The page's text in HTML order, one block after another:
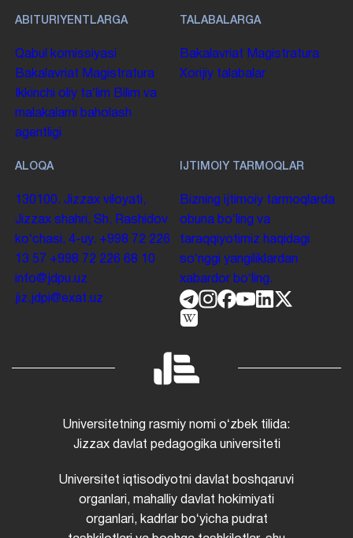
ABITURIYENTLARGA
Qabul komissiyasi
Bakalavriat Magistratura
Ikkinchi oliy taʼlim Bilim va
malakalarni baholash
agentligi
TALABALARGA
Bakalavriat Magistratura
Xorijiy talabalar
ALOQA
130100. Jizzax viloyati,
Jizzax shahri, Sh. Rashidov
koʻchasi, 4-uy. +998 72 226
13 57 +998 72 226 68 10
info@jdpu.uz
jiz.jdpi@exat.uz
IJTIMOIY TARMOQLAR
Bizning ijtimoiy tarmoqlarda
obuna boʻling va
taraqqiyotimiz haqidagi
soʻnggi yangiliklardan
xabardor boʻling.
Universitetning rasmiy nomi oʻzbek tilida:
Jizzax davlat pedagogika universiteti
Universitet iqtisodiyotni davlat boshqaruvi
organlari, mahalliy davlat hokimiyati
organlari, kadrlar boʻyicha pudrat